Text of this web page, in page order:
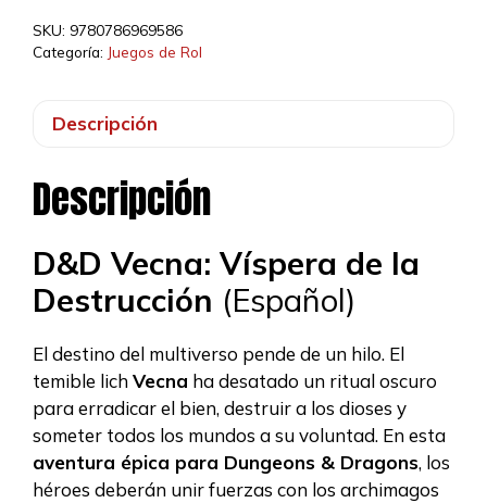
SKU: 9780786969586
Categoría: Juegos de Rol
Descripción
Descripción
D&D Vecna: Víspera de la
Destrucción (Español)
El destino del multiverso pende de un hilo. El
temible lichVecna ha desatado un ritual oscuro
para erradicar el bien, destruir a los dioses y
someter todos los mundos a su voluntad. En esta
aventura épica para Dungeons & Dragons, los
héroes deberán unir fuerzas con los archimagos